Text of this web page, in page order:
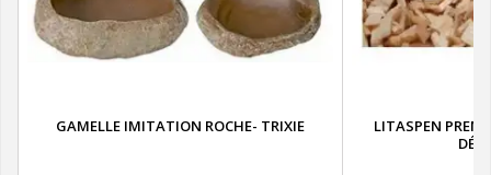
GAMELLE IMITATION ROCHE- TRIXIE
LITASPEN